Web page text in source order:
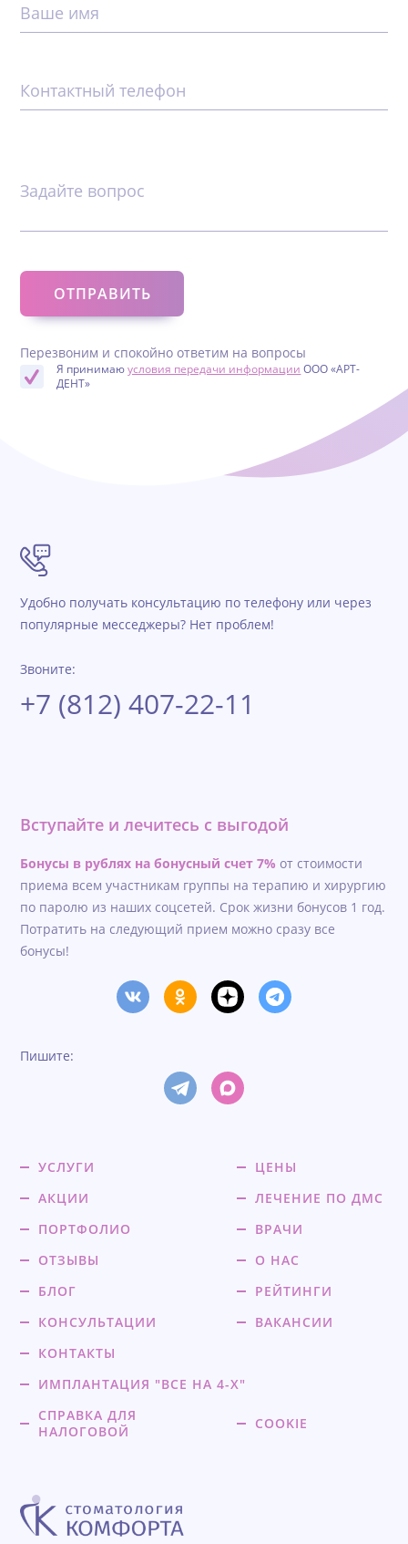
Ваше имя
Контактный телефон
Задайте вопрос
Перезвоним и спокойно ответим на вопросы
Я принимаюусловия передачи информации ООО «АРТ-
ДЕНТ»
Удобно получать консультацию по телефону или через
популярные месседжеры? Нет проблем!
Звоните:
+7 (812) 407-22-11
Вступайте и лечитесь с выгодой
Бонусы в рублях на бонусный счет 7% от стоимости
приема всем участникам группы на терапию и хирургию
по паролю из наших соцсетей. Срок жизни бонусов 1 год.
Потратить на следующий прием можно сразу все
бонусы!
Пишите:
УСЛУГИ
ЦЕНЫ
АКЦИИ
ЛЕЧЕНИЕ ПО ДМС
ПОРТФОЛИО
ВРАЧИ
ОТЗЫВЫ
О НАС
БЛОГ
РЕЙТИНГИ
КОНСУЛЬТАЦИИ
ВАКАНСИИ
КОНТАКТЫ
ИМПЛАНТАЦИЯ "ВСЕ НА 4-Х"
СПРАВКА ДЛЯ
НАЛОГОВОЙ
COOKIE